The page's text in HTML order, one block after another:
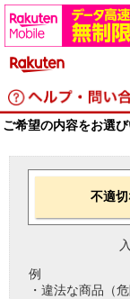
ご希望の内容をお選
不適
例
・違法な商品（